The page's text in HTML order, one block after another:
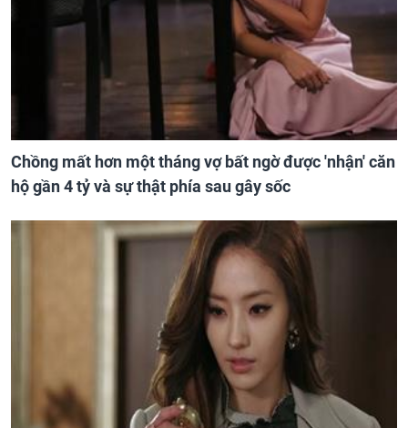
Chồng mất hơn một tháng vợ bất ngờ được 'nhận' căn
hộ gần 4 tỷ và sự thật phía sau gây sốc